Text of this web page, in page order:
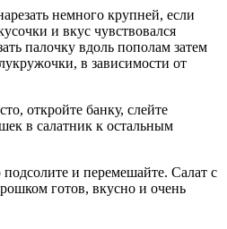
немного крупней, если
и вкус чувствовался
палочку вдоль пополам затем
в зависимости от
откройте банку, слейте
в салатник к остальным
и перемешайте. Салат с
готов, вкусно и очень